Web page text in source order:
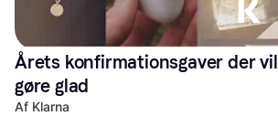
Årets konfirmationsgaver der vil
gøre glad
Af Klarna